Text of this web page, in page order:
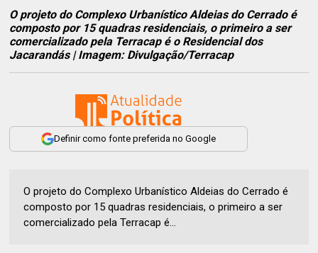
O projeto do Complexo Urbanístico Aldeias do Cerrado é
composto por 15 quadras residenciais, o primeiro a ser
comercializado pela Terracap é o Residencial dos
Jacarandás | Imagem: Divulgação/Terracap
Definir como fonte preferida no Google
O projeto do Complexo Urbanístico Aldeias do Cerrado é
composto por 15 quadras residenciais, o primeiro a ser
comercializado pela Terracap é...